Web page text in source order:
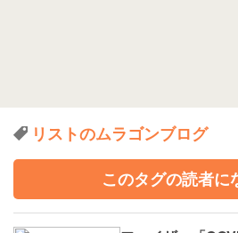
リストのムラゴンブログ
このタグの読者に